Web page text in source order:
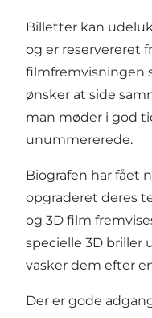
Billetter kan
og er reservereret
filmfremvisningen
ønsker at side
man møder i god
unummererede.
Biografen har fået
opgraderet deres
og 3D film
specielle 3D briller
vasker dem efter
Der er gode